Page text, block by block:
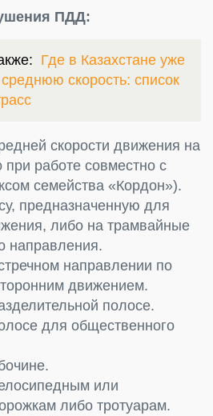
ПДД:
Где в Казахстане уже
скорость: список
скорости движения на
при работе совместно с
семейства «Кордон»).
предназначенную для
либо на трамвайные
направления.
направлении по
движением.
полосе.
для общественного
или
либо тротуарам.